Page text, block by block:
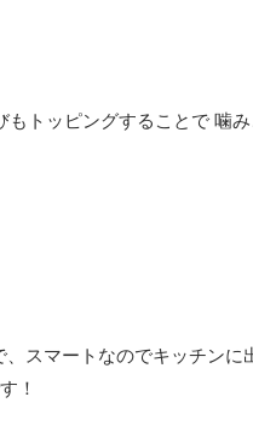
トッピングすることで 噛
スマートなのでキッチンに
！